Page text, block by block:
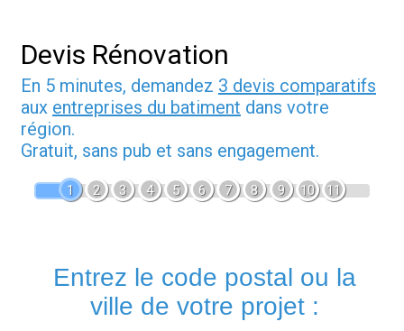
Devis Rénovation
En 5 minutes, demandez 3 devis comparatifs
aux entreprises du batiment dans votre
région.
Gratuit, sans pub et sans engagement.
1 2 3 4 5 6 7 8 9 10 11
Entrez le code postal ou la
ville de votre projet :